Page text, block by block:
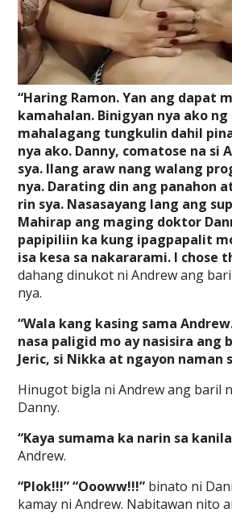
“Haring Ramon. Yan ang dapat
kamahalan. Binigyan nya ako ng
mahalagang tungkulin dahil
nya ako. Danny, comatose na si
sya. Ilang araw nang walang
nya. Darating din ang panahon
rin sya. Nasasayang lang ang
Mahirap ang maging doktor
papipiliin ka kung ipagpapalit
isa kesa sa nakararami. I chose
dahang dinukot ni Andrew ang
nya.
“Wala kang kasing sama
nasa paligid mo ay nasisira ang
Jeric, si Nikka at ngayon naman
Hinugot bigla ni Andrew ang baril
Danny.
“Kaya sumama ka narin sa
Andrew.
“Plok!!!” “Oooww!!!” binato ni
kamay ni Andrew. Nabitawan nito